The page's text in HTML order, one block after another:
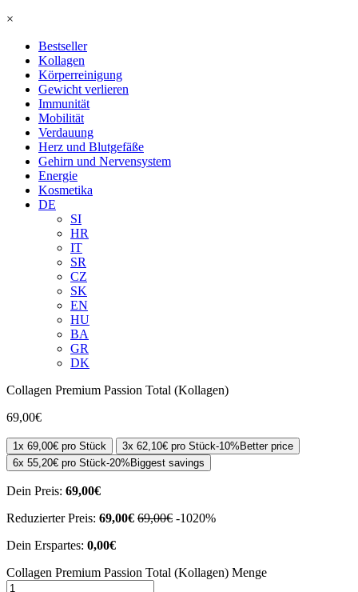
×
Bestseller
Kollagen
Körperreinigung
Gewicht verlieren
Immunität
Mobilität
Verdauung
Herz und Blutgefäße
Gehirn und Nervensystem
Energie
Kosmetika
DE
SI
HR
IT
SR
CZ
SK
EN
HU
BA
GR
DK
Collagen Premium Passion Total (Kollagen)
69,00€
1x 69,00€ pro Stück 3x 62,10€ pro Stück-10% Better price
6x 55,20€ pro Stück-20% Biggest savings
Dein Preis: 69,00€
Reduzierter Preis: 69,00€ 69,00€ -1020%
Dein Erspartes: 0,00€
Collagen Premium Passion Total (Kollagen) Menge